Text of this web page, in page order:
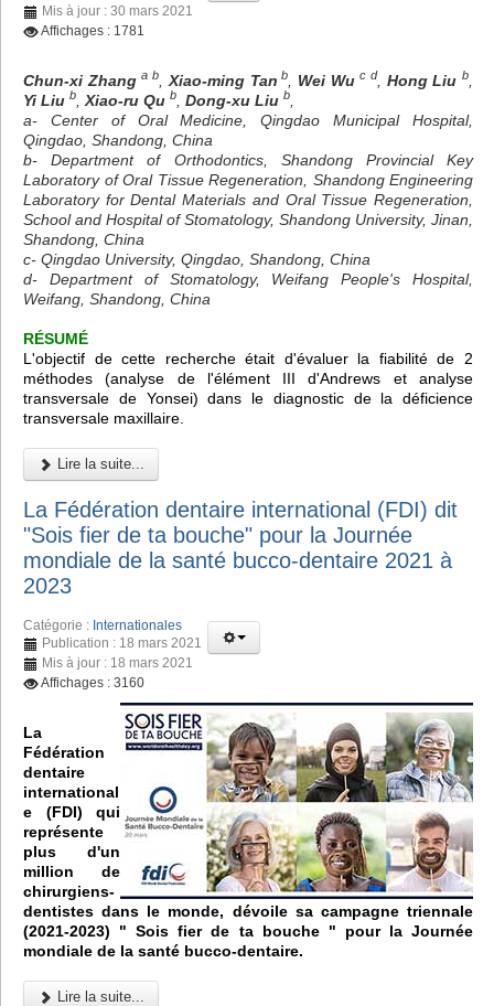
Mis à jour : 30 mars 2021
Affichages : 1781
Chun-xi Zhang a b Xiao-ming Tan b Wei Wu c d Hong Liu b
Yi Liu b Xiao-ru Qu b Dong-xu Liu b
a- Center of Oral Medicine, Qingdao Municipal Hospital,
Qingdao, Shandong, China
b- Department of Orthodontics, Shandong Provincial Key
Laboratory of Oral Tissue Regeneration, Shandong Engineering
Laboratory for Dental Materials and Oral Tissue Regeneration,
School and Hospital of Stomatology, Shandong University, Jinan,
Shandong, China
c- Qingdao University, Qingdao, Shandong, China
d- Department of Stomatology, Weifang People's Hospital,
Weifang, Shandong, China
RÉSUMÉ
L'objectif de cette recherche était d'évaluer la fiabilité de 2
méthodes (analyse de l'élément III d'Andrews et analyse
transversale de Yonsei) dans le diagnostic de la déficience
transversale maxillaire.
Lire la suite...
La Fédération dentaire international (FDI) dit
"Sois fier de ta bouche" pour la Journée
mondiale de la santé bucco-dentaire 2021 à
2023
Catégorie : Internationales
Publication : 18 mars 2021
Mis à jour : 18 mars 2021
Affichages : 3160
La
Fédération
dentaire
international
e (FDI) qui
représente
plus d'un
million de
chirurgiens-
dentistes dans le monde, dévoile sa campagne triennale
(2021-2023) " Sois fier de ta bouche " pour la Journée
mondiale de la santé bucco-dentaire.
Lire la suite...